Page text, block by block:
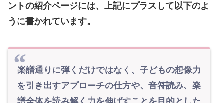
ントの紹介ページには、上記にプラスして以下のよ
うに書かれています。
楽譜通りに弾くだけではなく、子どもの想像力
を引き出すアプローチの仕方や、音符読み、楽
譜全体を読み解く力を伸ばすことを目的とした